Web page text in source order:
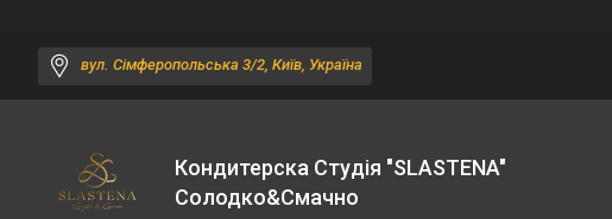
вул. Сімферопольська 3/2, Київ, Україна
Кондитерска Студія "SLASTENA"
Солодко&Смачно